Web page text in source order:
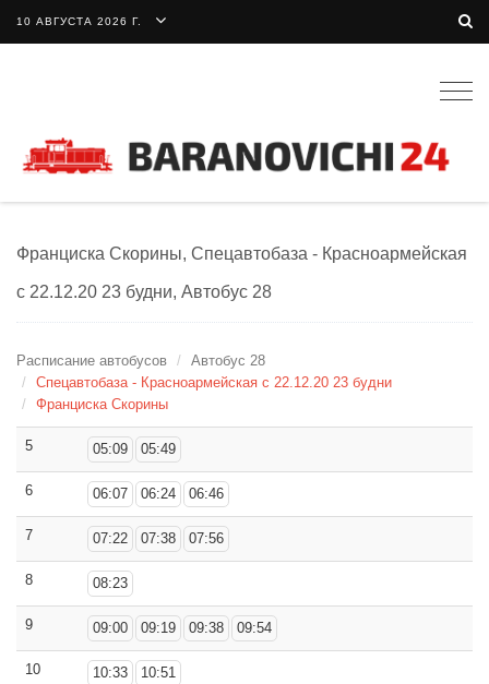
10 АВГУСТА 2026 Г.
Франциска Скорины, Спецавтобаза - Красноармейская
с 22.12.20 23 будни, Автобус 28
Расписание автобусов
Автобус 28
Спецавтобаза - Красноармейская с 22.12.20 23 будни
Франциска Скорины
5 05:09 05:49
6 06:07 06:24 06:46
7 07:22 07:38 07:56
8 08:23
9 09:00 09:19 09:38 09:54
10 10:33 10:51